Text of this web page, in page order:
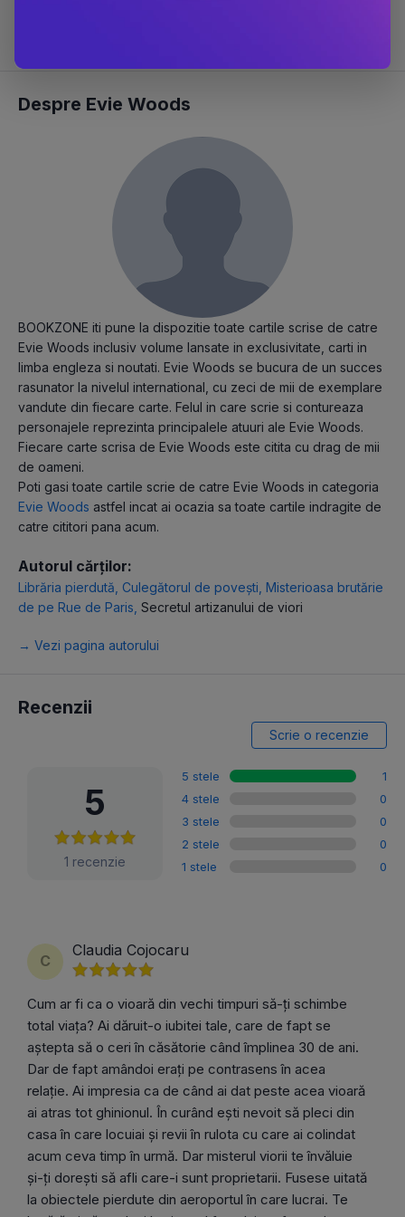
Despre Evie Woods
BOOKZONE iti pune la dispozitie toate cartile scrise de catre
Evie Woods inclusiv volume lansate in exclusivitate, carti in
limba engleza si noutati. Evie Woods se bucura de un succes
rasunator la nivelul international, cu zeci de mii de exemplare
vandute din fiecare carte. Felul in care scrie si contureaza
personajele reprezinta principalele atuuri ale Evie Woods.
Fiecare carte scrisa de Evie Woods este citita cu drag de mii
de oameni.
Poti gasi toate cartile scrie de catre Evie Woods in categoria
Evie Woods astfel incat ai ocazia sa toate cartile indragite de
catre cititori pana acum.
Autorul cărților:
Librăria pierdută Culegătorul de povești Misterioasa brutărie
de pe Rue de Paris Secretul artizanului de viori
→ Vezi pagina autorului
Recenzii
Scrie o recenzie
5
1 recenzie
5 stele
1
4 stele
0
3 stele
0
2 stele
0
1 stele
0
C
Claudia Cojocaru
Cum ar fi ca o vioară din vechi timpuri să-ți schimbe
total viața? Ai dăruit-o iubitei tale, care de fapt se
aștepta să o ceri în căsătorie când împlinea 30 de ani.
Dar de fapt amândoi erați pe contrasens în acea
relație. Ai impresia ca de când ai dat peste acea vioară
ai atras tot ghinionul. În curând ești nevoit să pleci din
casa în care locuiai și revii în rulota cu care ai colindat
acum ceva timp în urmă. Dar misterul viorii te învăluie
și-ți dorești să afli care-i sunt proprietarii. Fusese uitată
la obiectele pierdute din aeroportul în care lucrai. Te